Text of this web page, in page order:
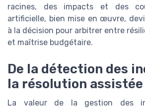
racines, des impacts et des
artificielle, bien mise en œuvre,
à la décision pour arbitrer entre
et maîtrise budgétaire.
De la détection des
la résolution assistée
La valeur de la gestion des